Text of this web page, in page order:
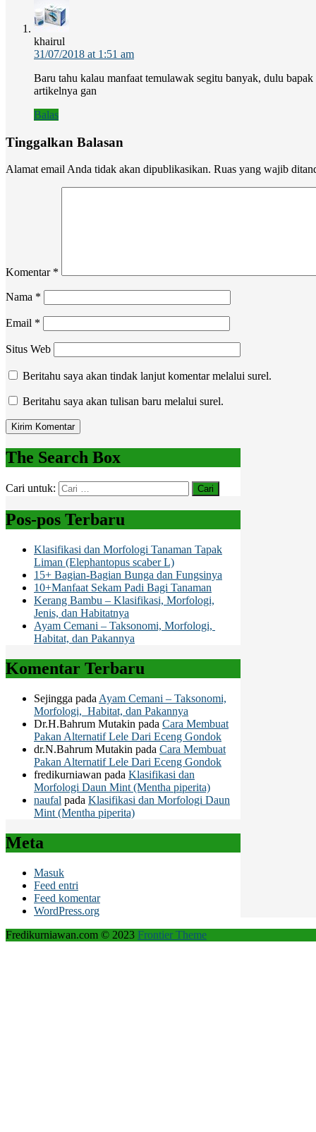
khairul
31/07/2018 at 1:51 am
Baru tahu kalau manfaat temulawak segitu banyak, dulu
artikelnya gan
Balas
Tinggalkan Balasan
Alamat email Anda tidak akan dipublikasikan. Ruas yang wajib
Komentar *
Nama *
Email *
Situs Web
Beritahu saya akan tindak lanjut komentar melalui surel.
Beritahu saya akan tulisan baru melalui surel.
The Search Box
Cari untuk:
Pos-pos Terbaru
Klasifikasi dan Morfologi Tanaman Tapak
Liman (Elephantopus scaber L)
15+ Bagian-Bagian Bunga dan Fungsinya
10+Manfaat Sekam Padi Bagi Tanaman
Kerang Bambu – Klasifikasi, Morfologi,
Jenis, dan Habitatnya
Ayam Cemani – Taksonomi, Morfologi,
Habitat, dan Pakannya
Komentar Terbaru
Sejingga pada Ayam Cemani – Taksonomi,
Morfologi, Habitat, dan Pakannya
Dr.H.Bahrum Mutakin pada Cara Membuat
Pakan Alternatif Lele Dari Eceng Gondok
dr.N.Bahrum Mutakin pada Cara Membuat
Pakan Alternatif Lele Dari Eceng Gondok
fredikurniawan pada Klasifikasi dan
Morfologi Daun Mint (Mentha piperita)
naufal pada Klasifikasi dan Morfologi Daun
Mint (Mentha piperita)
Meta
Masuk
Feed entri
Feed komentar
WordPress.org
Fredikurniawan.com © 2023 Frontier Theme